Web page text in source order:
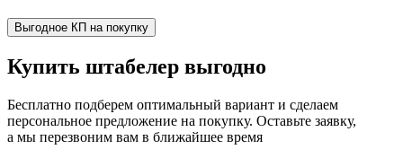
Выгодное КП на покупку
Купить штабелер выгодно
Бесплатно подберем оптимальный вариант и сделаем
персональное предложение на покупку. Оставьте заявку,
а мы перезвоним вам в ближайшее время